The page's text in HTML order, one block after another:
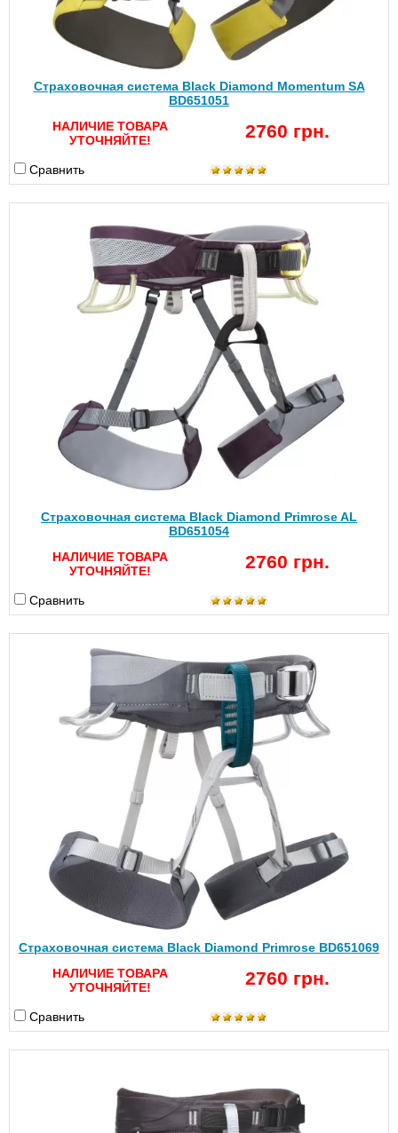
Страховочная система Black Diamond Momentum SA
BD651051
НАЛИЧИЕ ТОВАРА
УТОЧНЯЙТЕ!
2760 грн.
Сравнить
Страховочная система Black Diamond Primrose AL
BD651054
НАЛИЧИЕ ТОВАРА
УТОЧНЯЙТЕ!
2760 грн.
Сравнить
Страховочная система Black Diamond Primrose BD651069
НАЛИЧИЕ ТОВАРА
УТОЧНЯЙТЕ!
2760 грн.
Сравнить